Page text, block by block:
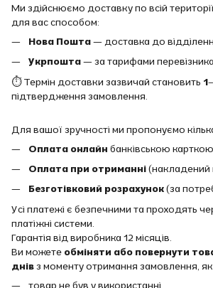
Ми здійснюємо доставку по всій
для вас способом:
Нова Пошта— доставка до
Укрпошта— за тарифами перевізника
⏱ Термін доставки зазвичай становить
підтвердження замовлення.
Для вашої зручності ми пропонуємо
Оплата онлайн банківською
Оплата при отриманні(накладений
Безготівковий розрахунок(за
Усі платежі є безпечними та проходять
платіжні системи.
Гарантія від виробника 12 місяців.
Ви можете обміняти або повернути
днівз моменту отримання замовлення,
товар не був у використанні